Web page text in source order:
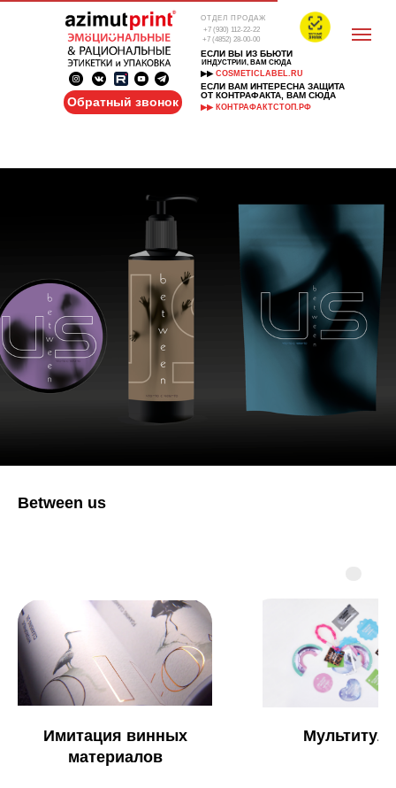
+7 (4852) 28-00-00
Обратный звонок
+7 (930) 112-22-22
ОТДЕЛ ПРОДАЖ
ИНДУСТРИИ, ВАМ СЮДА
ЕСЛИ ВЫ ИЗ БЬЮТИ
▶▶ COSMETICLABEL.RU
ЕСЛИ ВАМ ИНТЕРЕСНА ЗАЩИТА
ОТ КОНТРАФАКТА, ВАМ СЮДА
▶▶ КОНТРАФАКТСТОП.РФ
Between us
Имитация винных
материалов
Мультитул